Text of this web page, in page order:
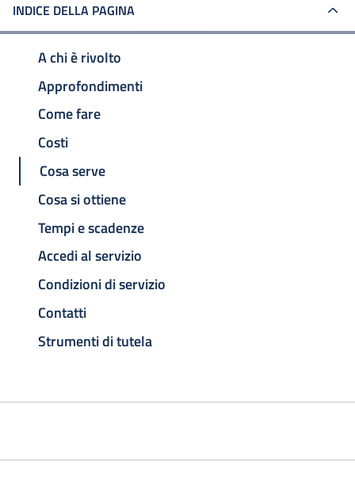
INDICE DELLA PAGINA
A chi è rivolto
Approfondimenti
Come fare
Costi
Cosa serve
Cosa si ottiene
Tempi e scadenze
Accedi al servizio
Condizioni di servizio
Contatti
Strumenti di tutela